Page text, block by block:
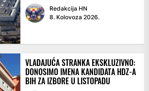
Redakcija HN
8. Kolovoza 2026.
VLADAJUĆA STRANKA EKSKLUZIVNO:
DONOSIMO IMENA KANDIDATA HDZ-A
BIH ZA IZBORE U LISTOPADU